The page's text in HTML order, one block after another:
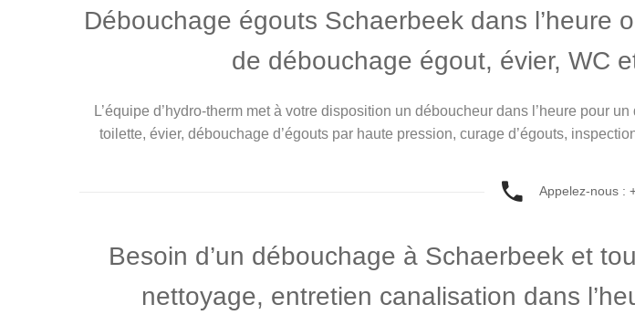
Débouchage égouts Schaerbeek dans l’heure
de débouchage égout, évier, WC
L’équipe d’hydro-therm met à votre disposition un déboucheur dans l’heure pour
toilette, évier, débouchage d’égouts par haute pression, curage d’égouts,
Appelez-nous :
Besoin d’un débouchage à Schaerbeek et
nettoyage, entretien canalisation dans